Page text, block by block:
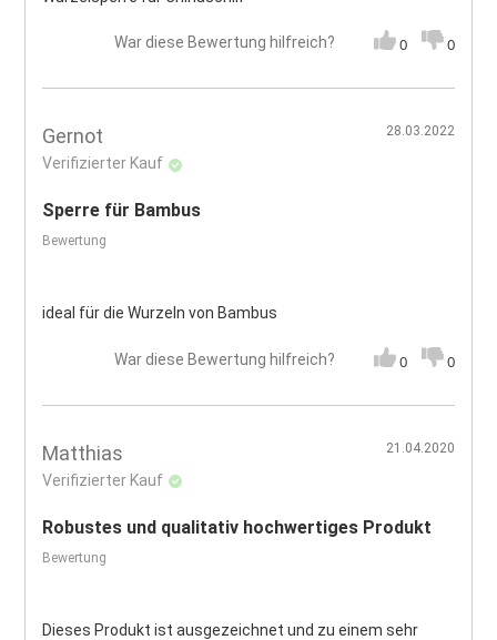
War diese Bewertung hilfreich? 0 0
Gernot
Verifizierter Kauf
28.03.2022
Sperre für Bambus
Bewertung
ideal für die Wurzeln von Bambus
War diese Bewertung hilfreich? 0 0
Matthias
Verifizierter Kauf
21.04.2020
Robustes und qualitativ hochwertiges Produkt
Bewertung
Dieses Produkt ist ausgezeichnet und zu einem sehr